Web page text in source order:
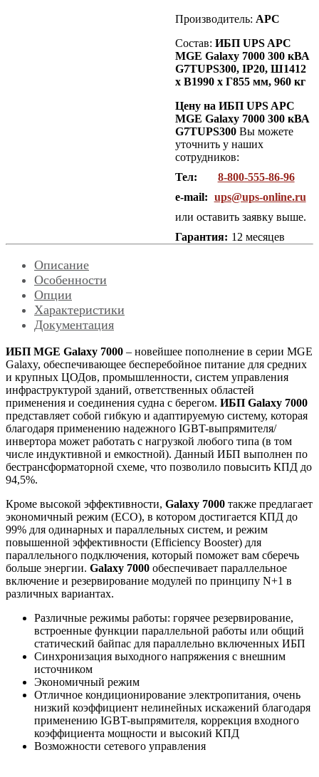
Производитель: APC
Состав: ИБП UPS APC
MGE Galaxy 7000 300 кВА
G7TUPS300, IP20,Ш1412
х В1990 х Г855 мм, 960 кг
Цену на ИБП UPS APC
MGE Galaxy 7000 300 кВА
G7TUPS300 Вы можете
уточнить у наших
сотрудников:
Тел:
8-800-555-86-96
e-mail: ups@ups-online.ru
или оставить заявку выше.
Гарантия: 12 месяцев
Описание
Особенности
Опции
Характеристики
Документация
ИБП MGE Galaxy 7000 – новейшее пополнение в серии MGE
Galaxy, обеспечивающее бесперебойное питание для средних
и крупных ЦОДов, промышленности, систем управления
инфраструктурой зданий, ответственных областей
применения и соединения судна с берегом. ИБП Galaxy 7000
представляет собой гибкую и адаптируемую систему, которая
благодаря применению надежного IGBT-выпрямителя/
инвертора может работать с нагрузкой любого типа (в том
числе индуктивной и емкостной). Данный ИБП выполнен по
бестрансформаторной схеме, что позволило повысить КПД до
94,5%.
Кроме высокой эффективности, Galaxy 7000 также предлагает
экономичный режим (ECO), в котором достигается КПД до
99% для одинарных и параллельных систем, и режим
повышенной эффективности (Efficiency Booster) для
параллельного подключения, который поможет вам сберечь
больше энергии. Galaxy 7000 обеспечивает параллельное
включение и резервирование модулей по принципу N+1 в
различных вариантах.
Различные режимы работы: горячее резервирование,
встроенные функции параллельной работы или общий
статический байпас для параллельно включенных ИБП
Синхронизация выходного напряжения с внешним
источником
Экономичный режим
Отличное кондиционирование электропитания, очень
низкий коэффициент нелинейных искажений благодаря
применению IGBT-выпрямителя, коррекция входного
коэффициента мощности и высокий КПД
Возможности сетевого управления